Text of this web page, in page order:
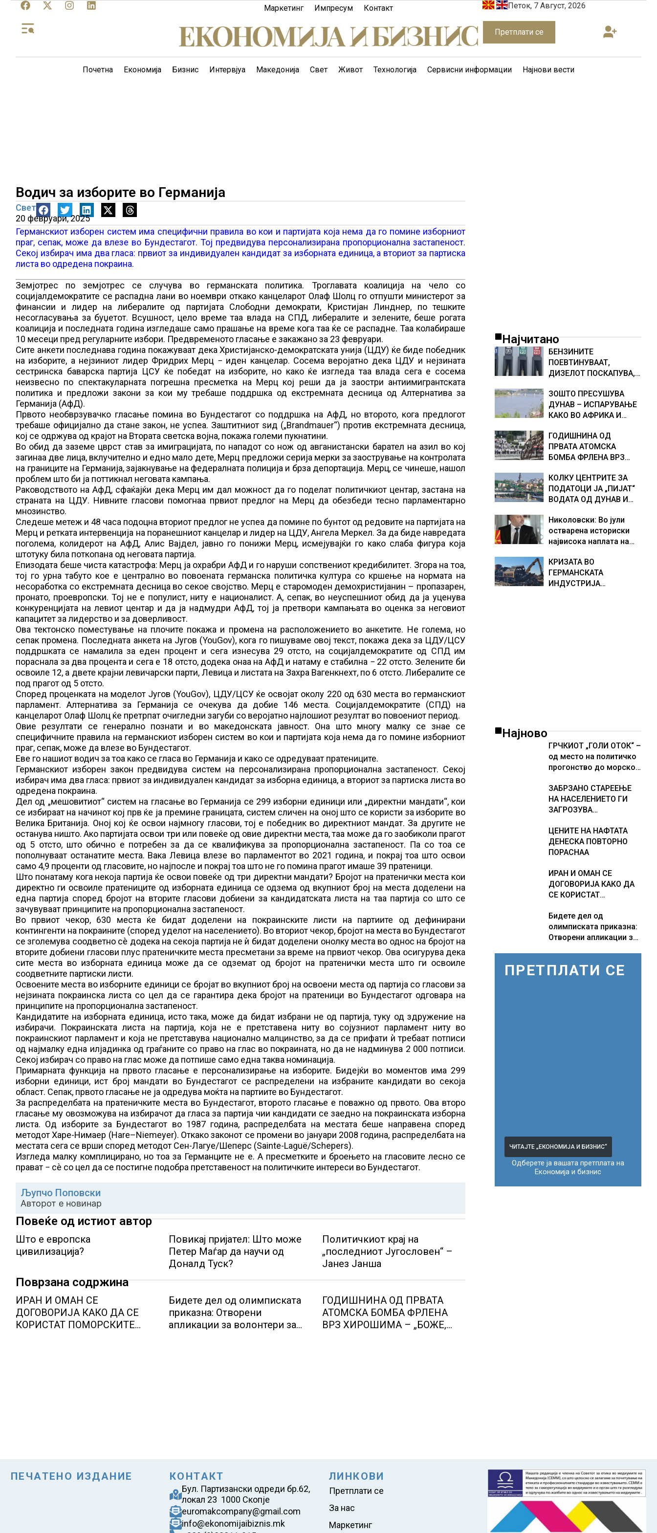
Маркетинг Импресум Контакт Петок, 7 Август, 2026
Претплати се
Почетна Економија Бизнис Интервјуа Македонија Свет Живот Технологија Сервисни информации Најнови вести
Водич за изборите во Германија
Свет
20 февруари, 2025
Германскиот изборен систем има специфични правила во кои и партијата која нема да го помине изборниот
праг, сепак, може да влезе во Бундестагот. Тој предвидува персонализирана пропорционална застапеност.
Секој избирач има два гласа: првиот за индивидуален кандидат за изборната единица, а вториот за партиска
листа во одредена покраина.
Земјотрес по земјотрес се случува во германската политика. Троглавата коалиција на чело со
социјалдемократите се распадна лани во ноември откако канцеларот Олаф Шолц го отпушти министерот за
финансии и лидер на либералите од партијата Слободни демократи, Кристијан Линднер, по тешките
несогласувања за буџетот. Всушност, цело време таа влада на СПД, либералите и зелените, беше рогата
коалиција и последната година изгледаше само прашање на време кога таа ќе се распадне. Таа колабираше
10 месеци пред регуларните избори. Предвременото гласање е закажано за 23 февруари.
Сите анкети последнава година покажуваат дека Христијанско-демократската унија (ЦДУ) ќе биде победник
на изборите, а нејзиниот лидер Фридрих Мерц − иден канцелар. Сосема веројатно дека ЦДУ и нејзината
сестринска баварска партија ЦСУ ќе победат на изборите, но како ќе изгледа таа влада сега е сосема
неизвесно по спектакуларната погрешна пресметка на Мерц кој реши да ја заостри антиимигрантската
политика и предложи закони за кои му требаше поддршка од екстремната десница од Алтернатива за
Германија (АфД).
Првото необврзувачко гласање помина во Бундестагот со поддршка на АфД, но второто, кога предлогот
требаше официјално да стане закон, не успеа. Заштитниот ѕид („Brandmauer“) против екстремната десница,
кој се одржува од крајот на Втората светска војна, покажа големи пукнатини.
Во обид да заземе цврст став за имиграцијата, по нападот со нож од авганистански барател на азил во кој
загинаа две лица, вклучително и едно мало дете, Мерц предложи серија мерки за заострување на контролата
на границите на Германија, зајакнување на федералната полиција и брза депортација. Мерц, се чинеше, нашол
проблем што би ја поттикнал неговата кампања.
Раководството на АфД, сфаќајќи дека Мерц им дал можност да го поделат политичкиот центар, застана на
страната на ЦДУ. Нивните гласови помогнаа првиот предлог на Мерц да обезбеди тесно парламентарно
мнозинство.
Следеше метеж и 48 часа подоцна вториот предлог не успеа да помине по бунтот од редовите на партијата на
Мерц и ретката интервенција на поранешниот канцелар и лидер на ЦДУ, Ангела Меркел. За да биде навредата
поголема, колидерот на АфД, Алис Вајдел, јавно го понижи Мерц, исмејувајќи го како слаба фигура која
штотуку била поткопана од неговата партија.
Епизодата беше чиста катастрофа: Мерц ја охрабри АфД и го наруши сопствениот кредибилитет. Згора на тоа,
тој го урна табуто кое е централно во повоената германска политичка култура со кршење на нормата на
несоработка со екстремната десница во секое својство. Мерц е старомоден демохристијанин – пропазарен,
пронато, проевропски. Тој не е популист, ниту е националист. А, сепак, во неуспешниот обид да ја уценува
конкуренцијата на левиот центар и да ја надмудри АфД, тој ја претвори кампањата во оценка за неговиот
капацитет за лидерство и за доверливост.
Ова тектонско поместување на плочите покажа и промена на расположението во анкетите. Не голема, но
сепак промена. Последната анкета на Југов (YouGov), кога го пишуваме овој текст, покажа дека за ЦДУ/ЦСУ
поддршката се намалила за еден процент и сега изнесува 29 отсто, на социјалдемократите од СПД им
пораснала за два процента и сега е 18 отсто, додека онаа на АфД и натаму е стабилна − 22 отсто. Зелените би
освоиле 12, а двете крајни левичарски парти, Левица и листата на Захра Вагенкнехт, по 6 отсто. Либералите се
под прагот од 5 отсто.
Според проценката на моделот Југов (YouGov), ЦДУ/ЦСУ ќе освојат околу 220 од 630 места во германскиот
парламент. Алтернатива за Германија се очекува да добие 146 места. Социјалдемократите (СПД) на
канцеларот Олаф Шолц ќе претрпат очигледни загуби со веројатно најлошиот резултат во повоениот период.
Овие резултати се генерално познати и во македонската јавност. Она што многу малку се знае се
специфичните правила на германскиот изборен систем во кои и партијата која нема да го помине изборниот
праг, сепак, може да влезе во Бундестагот.
Еве го нашиот водич за тоа како се гласа во Германија и како се одредуваат пратениците.
Германскиот изборен закон предвидува систем на персонализирана пропорционална застапеност. Секој
избирач има два гласа: првиот за индивидуален кандидат за изборна единица, а вториот за партиска листа во
одредена покраина.
Дел од „мешовитиот“ систем на гласање во Германија се 299 изборни единици или „директни мандати“, кои
се избираат на начинот кој прв ќе ја премине границата, систем сличен на оној што се користи за изборите во
Велика Британија. Оној кој ќе освои најмногу гласови, тој е победник во директниот мандат. За другите не
останува ништо. Ако партијата освои три или повеќе од овие директни места, таа може да го заобиколи прагот
од 5 отсто, што обично е потребен за да се квалификува за пропорционална застапеност. Па со тоа се
пополнуваат останатите места. Вака Левица влезе во парламентот во 2021 година, и покрај тоа што освои
само 4,9 проценти од гласовите, но најпосле и покрај тоа што не го помина прагот имаше 39 пратеници.
Што понатаму кога некоја партија ќе освои повеќе од три директни мандати? Бројот на пратенички места кои
директно ги освоиле пратениците од изборната единица се одзема од вкупниот број на места доделени на
една партија според бројот на вторите гласови добиени за кандидатската листа на таа партија со што се
зачувуваат принципите на пропорционална застапеност.
Во првиот чекор, 630 места ќе бидат доделени на покраинските листи на партиите од дефинирани
контингенти на покраините (според уделот на населението). Во вториот чекор, бројот на места во Бундестагот
се зголемува соодветно сè додека на секоја партија не ѝ бидат доделени онолку места во однос на бројот на
вторите добиени гласови плус пратеничките места пресметани за време на првиот чекор. Ова осигурува дека
сите места во изборната единица може да се одземат од бројот на пратенички места што ги освоиле
соодветните партиски листи.
Освоените места во изборните единици се бројат во вкупниот број на освоени места од партија со гласови за
нејзината покраинска листа со цел да се гарантира дека бројот на пратеници во Бундестагот одговара на
принципите на пропорционална застапеност.
Кандидатите на изборната единица, исто така, може да бидат избрани не од партија, туку од здружение на
избирачи. Покраинската листа на партија, која не е претставена ниту во сојузниот парламент ниту во
покраинскиот парламент и која не претставува национално малцинство, за да се прифати ѝ требаат потписи
од најмалку една илјадинка од граѓаните со право на глас во покраината, но да не надминува 2 000 потписи.
Секој избирач со право на глас може да потпише само една таква номинација.
Примарната функција на првото гласање е персонализирање на изборите. Бидејќи во моментов има 299
изборни единици, ист број мандати во Бундестагот се распределени на избраните кандидати во секоја
област. Сепак, првото гласање не ја одредува моќта на партиите во Бундестагот.
За распределбата на пратеничките места во Бундестагот, второто гласање е поважно од првото. Ова второ
гласање му овозможува на избирачот да гласа за партија чии кандидати се заедно на покраинската изборна
листа. Од изборите за Бундестагот во 1987 година, распределбата на местата беше направена според
методот Харе-Нимаер (Hare–Niemeyer). Откако законот се промени во јануари 2008 година, распределбата на
местата сега се врши според методот Сен-Лагуе/Шеперс (Sainte-Laguë/Schepers).
Изгледа малку комплицирано, но тоа за Германците не е. А пресметките и броењето на гласовите лесно се
прават − сѐ со цел да се постигне подобра претставеност на политичките интереси во Бундестагот.
Љупчо Поповски
Авторот е новинар
Повеќе од истиот автор
Што е европска
цивилизација?
Повикај пријател: Што може
Петер Маѓар да научи од
Доналд Туск?
Политичкиот крај на
„последниот Југословен“ –
Јанез Јанша
Поврзана содржина
ИРАН И ОМАН СЕ
ДОГОВОРИЈА КАКО ДА СЕ
КОРИСТАТ ПОМОРСКИТЕ
Бидете дел од олимписката
приказна: Отворени
апликации за волонтери за
ГОДИШНИНА ОД ПРВАТА
АТОМСКА БОМБА ФРЛЕНА
ВРЗ ХИРОШИМА – „БОЖЕ,
Најчитано
БЕНЗИНИТЕ
ПОЕВТИНУВААТ,
ДИЗЕЛОТ ПОСКАПУВА,
ГОРИВАТА
ЗОШТО ПРЕСУШУВА
ДУНАВ – ИСПАРУВАЊЕ
КАКО ВО АФРИКА И
ВОДА, објаснување на
хидрогеолог од Србија
ГОДИШНИНА ОД
ПРВАТА АТОМСКА
БОМБА ФРЛЕНА ВРЗ
ШТО НАПРАВИВМЕ“,
како дел од екипажот
во авионот „Енола Геј“ и
бомбардирањето го
доживуваа овој настан
што го промени текот
КОЛКУ ЦЕНТРИТЕ ЗА
ПОДАТОЦИ ЈА „ПИЈАТ“
ВОДАТА ОД ДУНАВ И
Германија е лидер во
Европа по бројот на
изградени центри за
Николовски: Во јули
остварена историски
највисока наплата на
милијарди денари –
изградивме систем што
испорачува резултати
КРИЗАТА ВО
ГЕРМАНСКАТА
ИНДУСТРИЈА
Најново
ГРЧКИОТ „ГОЛИ ОТОК“ –
од место на политичко
прогонство до морско
ЗАБРЗАНО СТАРЕЕЊЕ
НА НАСЕЛЕНИЕТО ГИ
ЗАГРОЗУВА
ВО ЕВРОПА и
долгорочниот
економски раст
ЦЕНИТЕ НА НАФТАТА
ДЕНЕСКА ПОВТОРНО
ПОРАСНАА
ИРАН И ОМАН СЕ
ДОГОВОРИЈА КАКО ДА
СЕ КОРИСТАТ
КОРИДОРИ ЗА
БРОДОВИТЕ НИЗ
ОРМУСКАТА ТЕСНИНА
Бидете дел од
олимписката приказна:
Отворени апликации за
ПРЕТПЛАТИ СЕ
ЧИТАЈТЕ „ЕКОНОМИЈА И БИЗНИС“
Одберете ја вашата претплата на
Економија и бизнис
ПЕЧАТЕНО ИЗДАНИЕ КОНТАКТ
Бул. Партизански одреди бр.62,
локал 23 1000 Скопје
euromakcompany@gmail.com
info@ekonomijaibiznis.mk
ЛИНКОВИ
Претплати се
За нас
Маркетинг